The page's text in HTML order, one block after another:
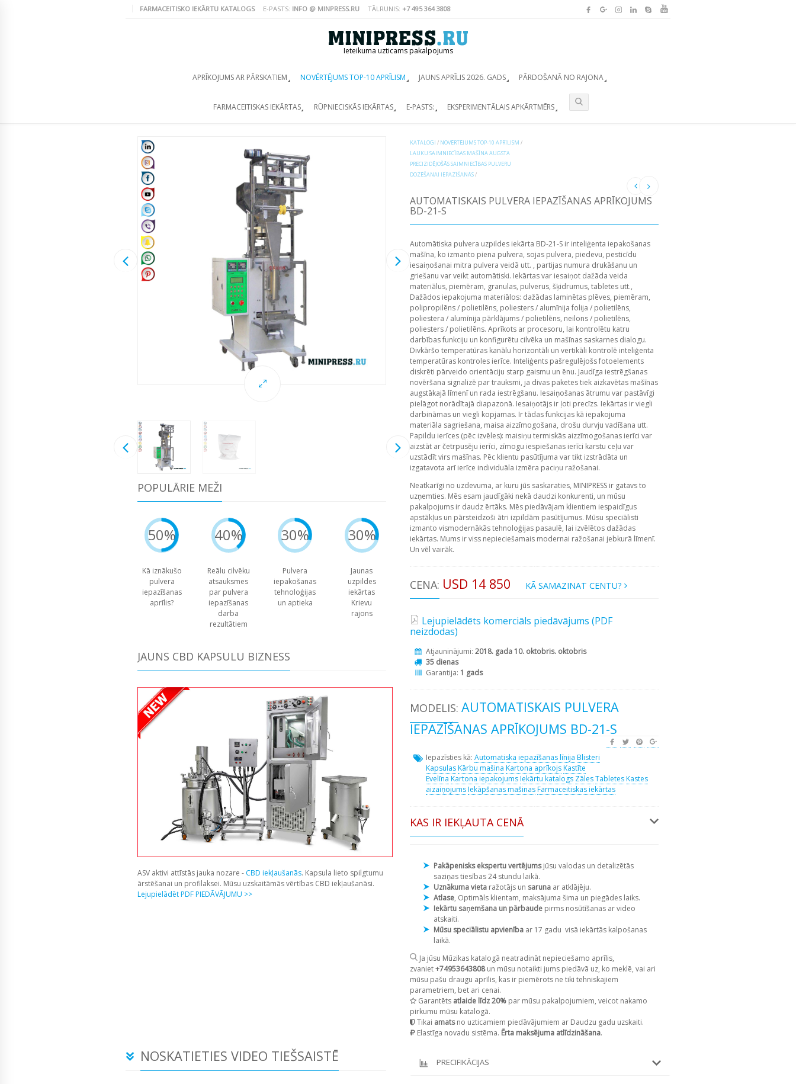
FARMACEITISKO IEKĀRTU KATALOGS E-PASTS: INFO @ MINPRESS.RU TĀLRUNIS: +7 495 364 3808
Ieteikuma uzticams pakalpojums
APRĪKOJUMS AR PĀRSKATIEM NOVĒRTĒJUMS TOP-10 APRĪLISM JAUNS APRĪLIS 2026. GADS PĀRDOŠANĀ NO RAJONA
FARMACEITISKAS IEKĀRTAS RŪPNIECISKĀS IEKĀRTAS E-PASTS: EKSPERIMENTĀLAIS APKĀRTMĒRS
POPULĀRIE MEŽI
50%
Kā iznākušo
pulvera
iepazīšanas
aprīlis?
40%
Reālu cilvēku
atsauksmes
par pulvera
iepazīšanas
darba
rezultātiem
30%
Pulvera
iepakošanas
tehnoloģijas
un aptieka
30%
Jaunas
uzpildes
iekārtas
Krievu
rajons
JAUNS CBD KAPSULU BIZNESS
ASV aktivi attīstās jauka nozare - CBD iekļaušanās. Kapsula lieto spilgtumu
ārstēšanai un profilaksei. Mūsu uzskaitāmās vērtības CBD iekļaušanāsi.
Lejupielādēt PDF PIEDĀVĀJUMU >>
KATALOGI / NOVĒRTĒJUMS TOP-10 APRĪLISM /
LAUKU SAIMNIECĪBAS MAŠĪNA AUGSTA
PRECIZIDĒJOŠĀS SAIMNIECĪBAS PULVERU
DOZĒŠANAI IEPAZĪŠANĀS/
AUTOMATISKAIS PULVERA IEPAZĪŠANAS APRĪKOJUMS
BD-21-S
Automātiska pulvera uzpildes iekārta BD-21-S ir inteliģenta iepakošanas
mašīna, ko izmanto piena pulvera, sojas pulvera, piedevu, pesticīdu
iesaiņošanai mitra pulvera veidā utt. , partijas numura drukāšanu un
griešanu var veikt automātiski. Iekārtas var iesaiņot dažāda veida
materiālus, piemēram, granulas, pulverus, šķidrumus, tabletes utt.,
Dažādos iepakojuma materiālos: dažādas laminētas plēves, piemēram,
polipropilēns / polietilēns, poliesters / alumīnija folija / polietilēns,
poliestera / alumīnija pārklājums / polietilēns, neilons / polietilēns,
poliesters / polietilēns. Aprīkots ar procesoru, lai kontrolētu katru
darbības funkciju un konfigurētu cilvēka un mašīnas saskarnes dialogu.
Divkāršo temperatūras kanālu horizontāli un vertikāli kontrolē inteliģenta
temperatūras kontroles ierīce. Inteliģents pašregulējošs fotoelements
diskrēti pārveido orientāciju starp gaismu un ēnu. Jaudīga iestrēgšanas
novēršana signalizē par trauksmi, ja divas paketes tiek aizkavētas mašīnas
augstākajā līmenī un rada iestrēgšanu. Iesaiņošanas ātrumu var pastāvīgi
pielāgot norādītajā diapazonā. Iesaiņotājs ir ļoti precīzs. Iekārtas ir viegli
darbināmas un viegli kopjamas. Ir tādas funkcijas kā iepakojuma
materiāla sagriešana, maisa aizzīmogošana, drošu durvju vadīšana utt.
Papildu ierīces (pēc izvēles): maisiņu termiskās aizzīmogošanas ierīci var
aizstāt ar četrpusēju ierīci, zīmogu iespiešanas ierīci karstu ceļu var
uzstādīt virs mašīnas. Pēc klientu pasūtījuma var tikt izstrādāta un
izgatavota arī ierīce individuāla izmēra paciņu ražošanai.
Neatkarīgi no uzdevuma, ar kuru jūs saskaraties, MINIPRESS ir gatavs to
uzņemties. Mēs esam jaudīgāki nekā daudzi konkurenti, un mūsu
pakalpojums ir daudz ērtāks. Mēs piedāvājam klientiem iespaidīgus
apstākļus un pārsteidzoši ātri izpildām pasūtījumus. Mūsu speciālisti
izmanto vismodernākās tehnoloģijas pasaulē, lai izvēlētos dažādas
iekārtas. Mums ir viss nepieciešamais modernai ražošanai jebkurā līmenī.
Un vēl vairāk.
CENA: USD 14 850 KĀ SAMAZINAT CENTU?
Lejupielādēts komerciāls piedāvājums (PDF
neizdodas)
Atjauninājumi: 2018. gada 10. oktobris. oktobris
35 dienas
Garantija: 1 gads
MODELIS: AUTOMATISKAIS PULVERA
IEPAZĪŠANAS APRĪKOJUMS BD-21-S
Iepazīsties kā: Automatiska iepazīšanas līnija Blisteri
KapsulasKārbu mašina Kartona aprīkojsKastīte
Evelīna Kartona iepakojumsIekārtu katalogs ZālesTabletesKastes
aizaiņojumsIekāpšanas mašinasFarmaceitiskas iekārtas
KAS IR IEKĻAUTA CENĀ
Pakāpenisks ekspertu vertējumsjūsu valodas un detalizētās
saziņas tiesības 24 stundu laikā.
Uznākuma vieta ražotājs un saruna ar atklājēju.
Atlase, Optimāls klientam, maksājuma šima un piegādes laiks.
Iekārtu saņemšana un pārbaude pirms nosūtīšanas ar video
atskaiti.
Mūsu speciālistu apvienība ar 17 gadu visā iekārtās kalpošanas
laikā.
Ja jūsu Mūzikas katalogā neatradināt nepieciešamo aprīlis,
zvaniet+74953643808un mūsu notaikti jums piedāvā uz, ko meklē, vai ari
mūsu pašu draugu aprīlis, kas ir piemērots ne tiki tehniskajiem
parametriem, bet ari cenai.
Garantēts atlaide līdz 20% par mūsu pakalpojumiem, veicot nakamo
pirkumu mūsu katalogā.
Tikai amatsno uzticamiem piedāvājumiem ar Daudzu gadu uzskaiti.
Elastīga novadu sistēma. Ērta maksējuma atlīdzināšana.
NOSKATIETIES VIDEO TIEŠSAISTĒ PRECIFIKĀCIJAS